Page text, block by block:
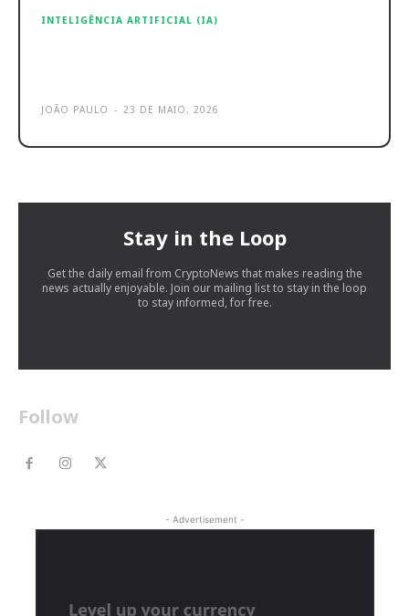
INTELIGÊNCIA ARTIFICIAL (IA)
JOÃO PAULO - 23 DE MAIO, 2026
Stay in the Loop
Get the daily email from CryptoNews that makes reading the
news actually enjoyable. Join our mailing list to stay in the loop
to stay informed, for free.
Follow
- Advertisement -